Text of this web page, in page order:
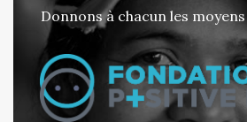
Donnons à chacun les